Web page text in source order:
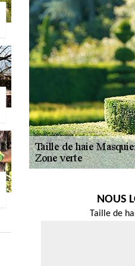
NOUS
Taille de